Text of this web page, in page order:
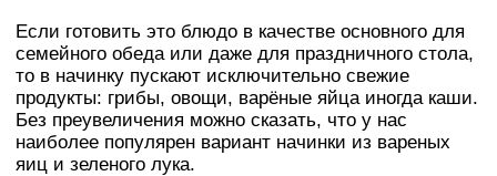
Если готовить это блюдо в качестве основного для
семейного обеда или даже для праздничного стола,
то в начинку пускают исключительно свежие
продукты: грибы, овощи, варёные яйца иногда каши.
Без преувеличения можно сказать, что у нас
наиболее популярен вариант начинки из вареных
яиц и зеленого лука.